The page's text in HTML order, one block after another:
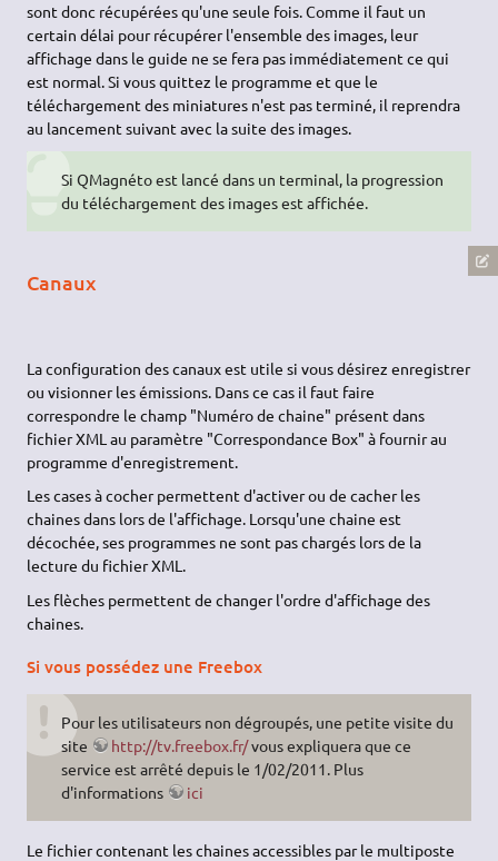
sont donc récupérées qu'une seule fois. Comme il faut un
certain délai pour récupérer l'ensemble des images, leur
affichage dans le guide ne se fera pas immédiatement ce qui
est normal. Si vous quittez le programme et que le
téléchargement des miniatures n'est pas terminé, il reprendra
au lancement suivant avec la suite des images.
Si QMagnéto est lancé dans un terminal, la progression
du téléchargement des images est affichée.
Canaux
La configuration des canaux est utile si vous désirez enregistrer
ou visionner les émissions. Dans ce cas il faut faire
correspondre le champ "Numéro de chaine" présent dans
fichier XML au paramètre "Correspondance Box" à fournir au
programme d'enregistrement.
Les cases à cocher permettent d'activer ou de cacher les
chaines dans lors de l'affichage. Lorsqu'une chaine est
décochée, ses programmes ne sont pas chargés lors de la
lecture du fichier XML.
Les flèches permettent de changer l'ordre d'affichage des
chaines.
Si vous possédez une Freebox
Pour les utilisateurs non dégroupés, une petite visite du
site
http://tv.freebox.fr/vous expliquera que ce
service est arrêté depuis le 1/02/2011. Plus
d'informations
ici
Le fichier contenant les chaines accessibles par le multiposte